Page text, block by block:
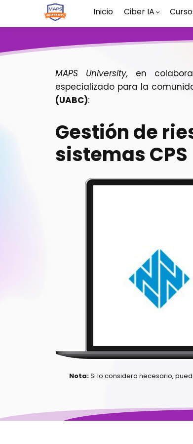
Inicio Ciber IA
MAPS University,en
especializado para la
(UABC):
Gestión de
sistemas CPS
Nota:Si lo considera necesario,